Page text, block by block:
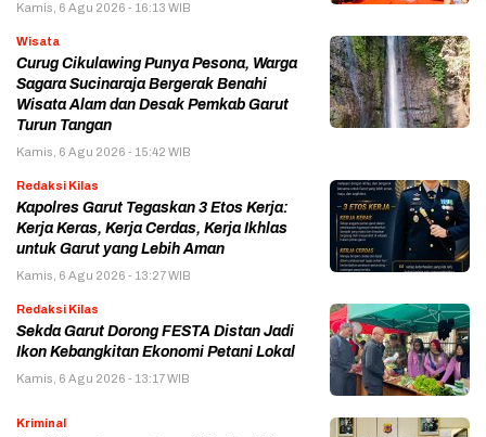
Kamis, 6 Agu 2026 - 16:13 WIB
Wisata
Curug Cikulawing Punya Pesona, Warga
Sagara Sucinaraja Bergerak Benahi
Wisata Alam dan Desak Pemkab Garut
Turun Tangan
Kamis, 6 Agu 2026 - 15:42 WIB
Redaksi Kilas
Kapolres Garut Tegaskan 3 Etos Kerja:
Kerja Keras, Kerja Cerdas, Kerja Ikhlas
untuk Garut yang Lebih Aman
Kamis, 6 Agu 2026 - 13:27 WIB
Redaksi Kilas
Sekda Garut Dorong FESTA Distan Jadi
Ikon Kebangkitan Ekonomi Petani Lokal
Kamis, 6 Agu 2026 - 13:17 WIB
Kriminal